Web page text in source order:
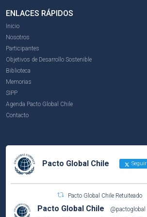
ENLACES RÁPIDOS
Inicio
Nosotros
Participantes
Objetivos de Desarrollo Sostenible
Biblioteca
Memorias
SIPP
Agenda Pacto Global Chile
Contacto
Pacto Global Chile Seguir
Pacto Global Chile Retuiteado
Pacto Global Chile @pactoglobal